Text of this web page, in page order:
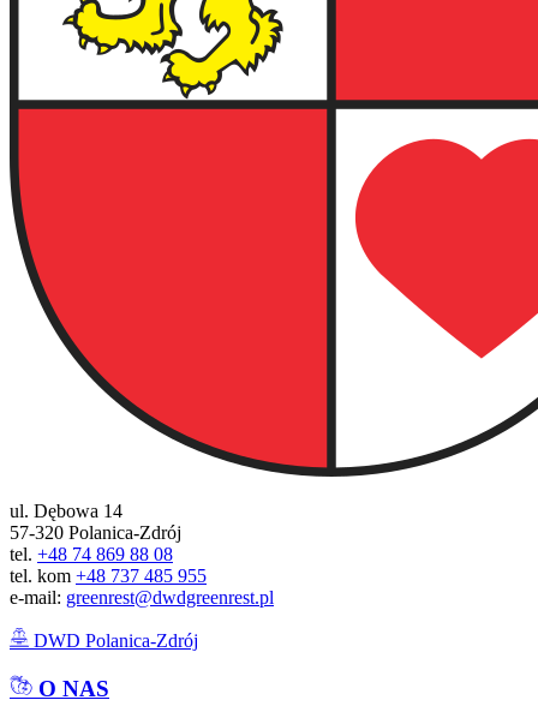
ul. Dębowa 14
57-320 Polanica-Zdrój
tel. +48 74 869 88 08
tel. kom +48 737 485 955
e-mail: greenrest@dwdgreenrest.pl
DWD Polanica-Zdrój
O NAS